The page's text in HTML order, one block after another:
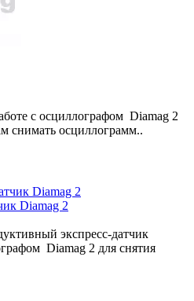
с осциллографом Diamag 2
снимать осциллограмм..
Diamag 2
экспресс-датчик
Diamag 2 для снятия